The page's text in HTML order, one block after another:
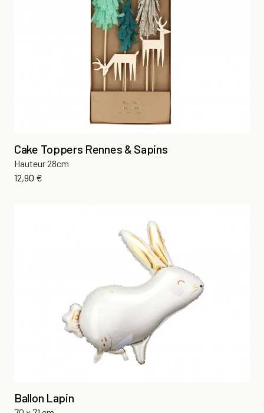
Cake Toppers Rennes & Sapins
Hauteur 28cm
Prix
12,90 €
Ballon Lapin